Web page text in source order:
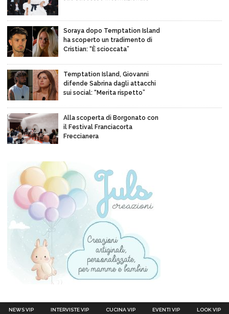
Soraya dopo Temptation Island
ha scoperto un tradimento di
Cristian: “È scioccata”
Temptation Island, Giovanni
difende Sabrina dagli attacchi
sui social: “Merita rispetto”
Alla scoperta di Borgonato con
il Festival Franciacorta
Freccianera
NEWS VIP INTERVISTE VIP CUCINA VIP EVENTI VIP LOOK VIP